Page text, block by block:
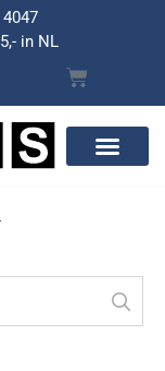
in NL